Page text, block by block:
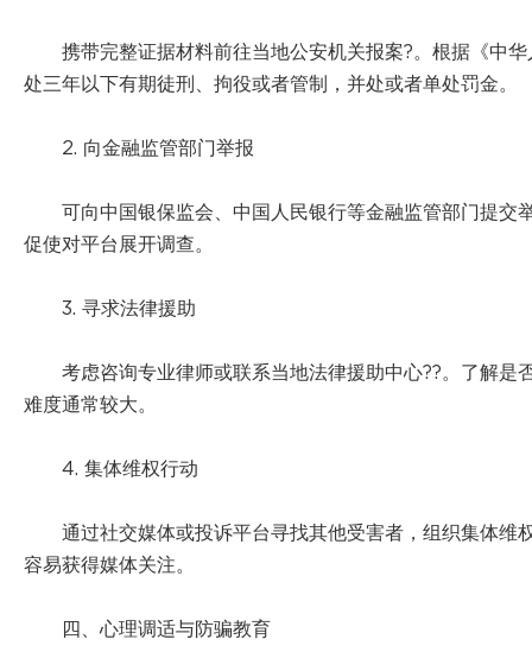
携带完整证据材料前往当地公安机关报案?。根据《中
处三年以下有期徒刑、拘役或者管制，并处或者单处罚金。
2. 向金融监管部门举报
可向中国银保监会、中国人民银行等金融监管部门提
促使对平台展开调查。
3. 寻求法律援助
考虑咨询专业律师或联系当地法律援助中心??。了解
难度通常较大。
4. 集体维权行动
通过社交媒体或投诉平台寻找其他受害者，组织集体维
容易获得媒体关注。
四、心理调适与防骗教育